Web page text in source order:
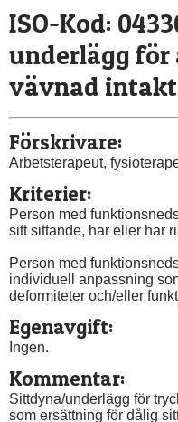
ISO-Kod:
underlägg för
vävnad intakt
Förskrivare:
Arbetsterapeut,
Kriterier:
Person med
sitt sittande, har eller har
Person med
individuell anpassning
deformiteter och/eller
Egenavgift:
Ingen.
Kommentar:
Sittdyna/underlägg för
som ersättning för dålig